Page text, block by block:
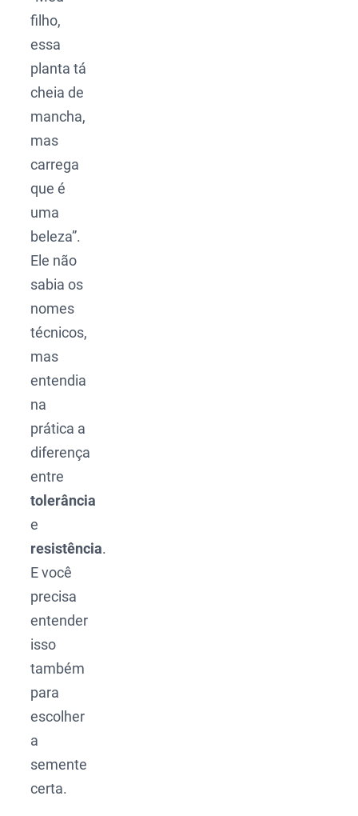
filho,
essa
planta tá
cheia de
mancha,
mas
carrega
que é
uma
beleza”.
Ele não
sabia os
nomes
técnicos,
mas
entendia
na
prática a
diferença
entre
tolerância
e
resistência.
E você
precisa
entender
isso
também
para
escolher
a
semente
certa.